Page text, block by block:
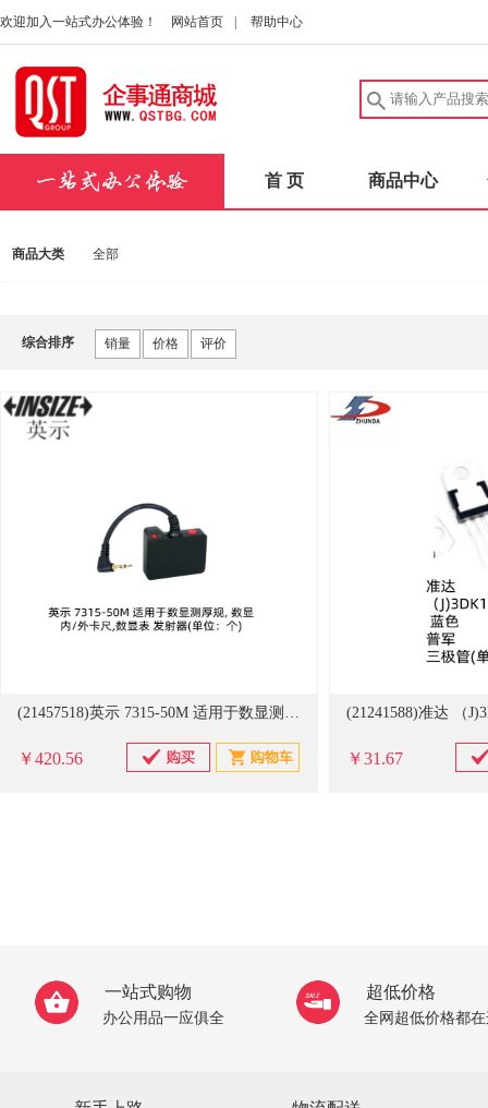
欢迎加入一站式办公体验！ 网站首页 帮助中心
首 页 商品中心
商品大类 全部
综合排序 销量 价格 评价
(21457518)英示 7315-50M 适用于数显测厚规, 数显内/外卡尺,数显表 发射器(单位：个)
￥420.56 ￥31.67
一站式购物
办公用品一应俱全
超低价格
全网超低价格都